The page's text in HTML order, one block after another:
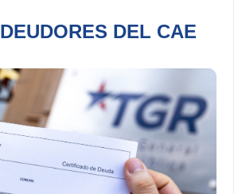
DEUDORES DEL CAE